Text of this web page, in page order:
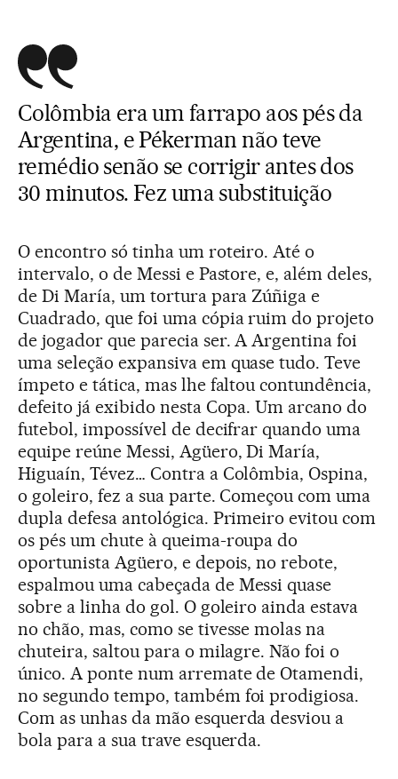
Colômbia era um farrapo aos pés da
Argentina, e Pékerman não teve
remédio senão se corrigir antes dos
30 minutos. Fez uma substituição
O encontro só tinha um roteiro. Até o
intervalo, o de Messi e Pastore, e, além deles,
de Di María, um tortura para Zúñiga e
Cuadrado, que foi uma cópia ruim do projeto
de jogador que parecia ser. A Argentina foi
uma seleção expansiva em quase tudo. Teve
ímpeto e tática, mas lhe faltou contundência,
defeito já exibido nesta Copa. Um arcano do
futebol, impossível de decifrar quando uma
equipe reúne Messi, Agüero, Di María,
Higuaín, Tévez… Contra a Colômbia, Ospina,
o goleiro, fez a sua parte. Começou com uma
dupla defesa antológica. Primeiro evitou com
os pés um chute à queima-roupa do
oportunista Agüero, e depois, no rebote,
espalmou uma cabeçada de Messi quase
sobre a linha do gol. O goleiro ainda estava
no chão, mas, como se tivesse molas na
chuteira, saltou para o milagre. Não foi o
único. A ponte num arremate de Otamendi,
no segundo tempo, também foi prodigiosa.
Com as unhas da mão esquerda desviou a
bola para a sua trave esquerda.